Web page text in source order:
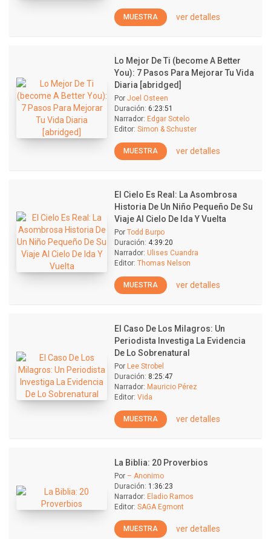
MUESTRA ver detalles
Lo Mejor De Ti (become A Better
You): 7 Pasos Para Mejorar Tu Vida
Diaria [abridged]
Por Joel Osteen
Duración: 6:23:51
Narrador: Edgar Sotelo
Editor: Simon & Schuster
MUESTRA ver detalles
El Cielo Es Real: La Asombrosa
Historia De Un Niño Pequeño De Su
Viaje Al Cielo De Ida Y Vuelta
Por Todd Burpo
Duración: 4:39:20
Narrador: Ulises Cuandra
Editor: Thomas Nelson
MUESTRA ver detalles
El Caso De Los Milagros: Un
Periodista Investiga La Evidencia
De Lo Sobrenatural
Por Lee Strobel
Duración: 8:25:47
Narrador: Mauricio Pérez
Editor: Vida
MUESTRA ver detalles
La Biblia: 20 Proverbios
Por – Anonimo
Duración: 1:36:23
Narrador: Eladio Ramos
Editor: SAGA Egmont
MUESTRA ver detalles